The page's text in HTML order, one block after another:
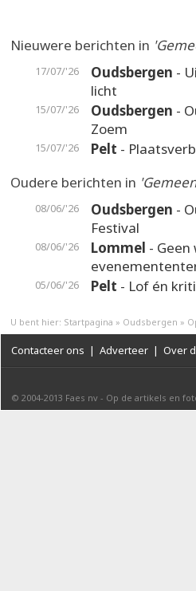
Nieuwere berichten in
17/07/'26 Oudsbergen -
licht
15/07/'26 Oudsbergen -
Zoem
15/07/'26 Pelt -
Oudere berichten in
08/06/'26 Oudsbergen -
Festival
08/06/'26 Lommel -
05/06/'26 Pelt - Lof én
U bent hier: Startpagina » Oudsbergen »
Contacteer ons | Adverteer | Over
© 2004-2013 Faes nv - Op de artikels en